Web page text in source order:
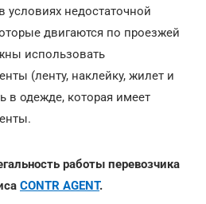
условиях недостаточной
двигаются по проезжей
использовать
(ленту, наклейку, жилет и
в одежде, которая имеет
работы перевозчика
CONTR AGENT.